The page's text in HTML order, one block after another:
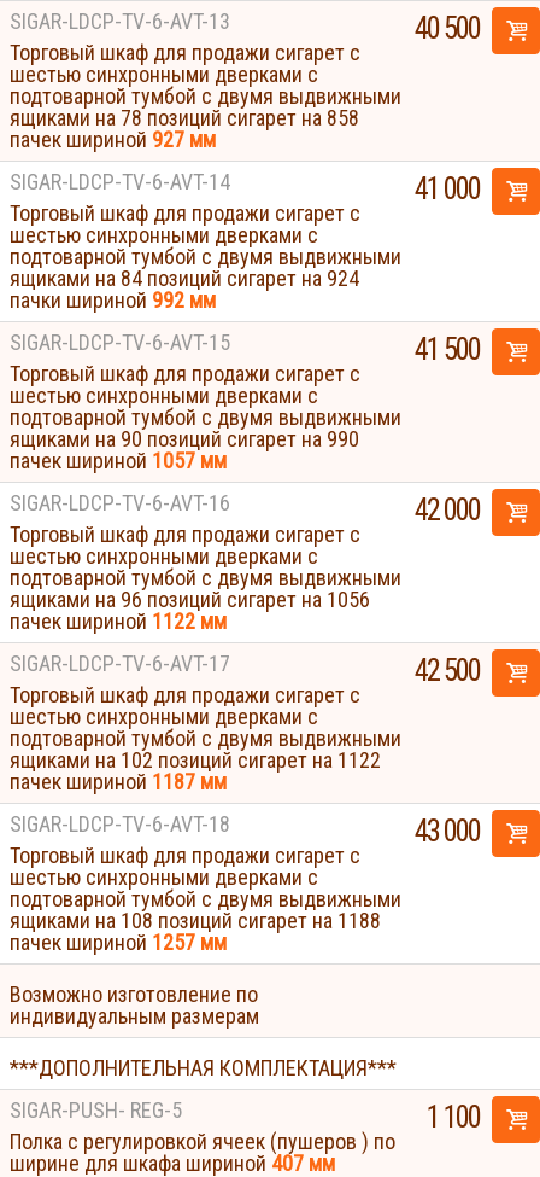
SIGAR-LDCP-TV-6-AVT-13
Торговый шкаф для продажи сигарет с
шестью синхронными дверками с
подтоварной тумбой с двумя выдвижными
ящиками на 78 позиций сигарет на 858
пачек шириной 927 мм
40 500
SIGAR-LDCP-TV-6-AVT-14
Торговый шкаф для продажи сигарет с
шестью синхронными дверками с
подтоварной тумбой с двумя выдвижными
ящиками на 84 позиций сигарет на 924
пачки шириной 992 мм
41 000
SIGAR-LDCP-TV-6-AVT-15
Торговый шкаф для продажи сигарет с
шестью синхронными дверками с
подтоварной тумбой с двумя выдвижными
ящиками на 90 позиций сигарет на 990
пачек шириной 1057 мм
41 500
SIGAR-LDCP-TV-6-AVT-16
Торговый шкаф для продажи сигарет с
шестью синхронными дверками с
подтоварной тумбой с двумя выдвижными
ящиками на 96 позиций сигарет на 1056
пачек шириной 1122 мм
42 000
SIGAR-LDCP-TV-6-AVT-17
Торговый шкаф для продажи сигарет с
шестью синхронными дверками с
подтоварной тумбой с двумя выдвижными
ящиками на 102 позиций сигарет на 1122
пачек шириной 1187 мм
42 500
SIGAR-LDCP-TV-6-AVT-18
Торговый шкаф для продажи сигарет с
шестью синхронными дверками с
подтоварной тумбой с двумя выдвижными
ящиками на 108 позиций сигарет на 1188
пачек шириной 1257 мм
43 000
Возможно изготовление по
индивидуальным размерам
***ДОПОЛНИТЕЛЬНАЯ КОМПЛЕКТАЦИЯ***
SIGAR-PUSH- REG-5
Полка с регулировкой ячеек (пушеров ) по
ширине для шкафа шириной 407 мм
1 100